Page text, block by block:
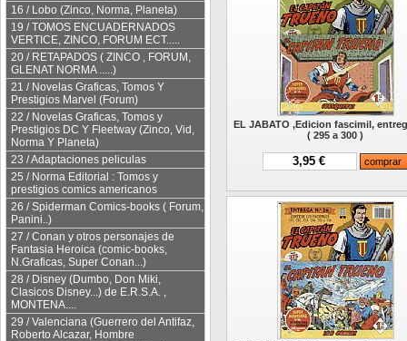
16 / Lobo (Zinco, Norma, Planeta)
19 / TOMOS ENCUADERNADOS
VERTICE, ZINCO, FORUM ECT.....
20 / RETAPADOS ( ZINCO , FORUM,
GLENAT NORMA .....)
21 / Novelas Graficas, Tomos Y
Prestigios Marvel (Forum)
22 / Novelas Graficas, Tomos y
Prestigios DC Y Fleetway (Zinco, Vid,
Norma Y Planeta)
23 / Adaptaciones peliculas
25 / Norma Editorial : Tomos y
prestigios comics americanos
26 / Spiderman Comics-books ( Forum,
Panini..)
27 / Conan y otros personajes de
Fantasia Heroica (comic-books,
N.Graficas, Super Conan...)
28 / Disney (Dumbo, Don Miki,
Clasicos Disney...) de E.R.S.A. ,
MONTENA....
29 / Valenciana (Guerrero del Antifaz,
Roberto Alcazar, Hombre
EL JABATO ,Edicion fascimil,
( 295 a 300 )
3,95 €